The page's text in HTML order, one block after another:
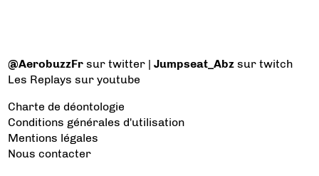
@AerobuzzFr sur twitter |Jumpseat_Abz sur twitch
Les Replays sur youtube
Charte de déontologie
Conditions générales d'utilisation
Mentions légales
Nous contacter